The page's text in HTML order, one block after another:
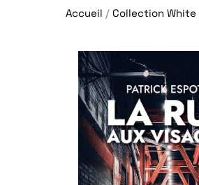
Accueil / Collection White